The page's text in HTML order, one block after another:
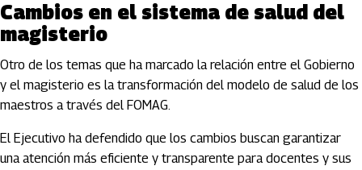
Cambios en el sistema de salud del
magisterio
Otro de los temas que ha marcado la relación entre el Gobierno
y el magisterio es la transformación del modelo de salud de los
maestros a través del FOMAG.
El Ejecutivo ha defendido que los cambios buscan garantizar
una atención más eficiente y transparente para docentes y sus